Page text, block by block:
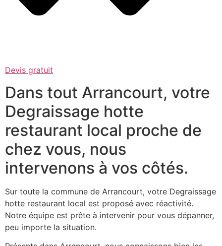
Devis gratuit
Dans tout Arrancourt, votre
Degraissage hotte
restaurant local proche de
chez vous, nous
intervenons à vos côtés.
Sur toute la commune de Arrancourt, votre Degraissage
hotte restaurant local est proposé avec réactivité.
Notre équipe est prête à intervenir pour vous dépanner,
peu importe la situation.